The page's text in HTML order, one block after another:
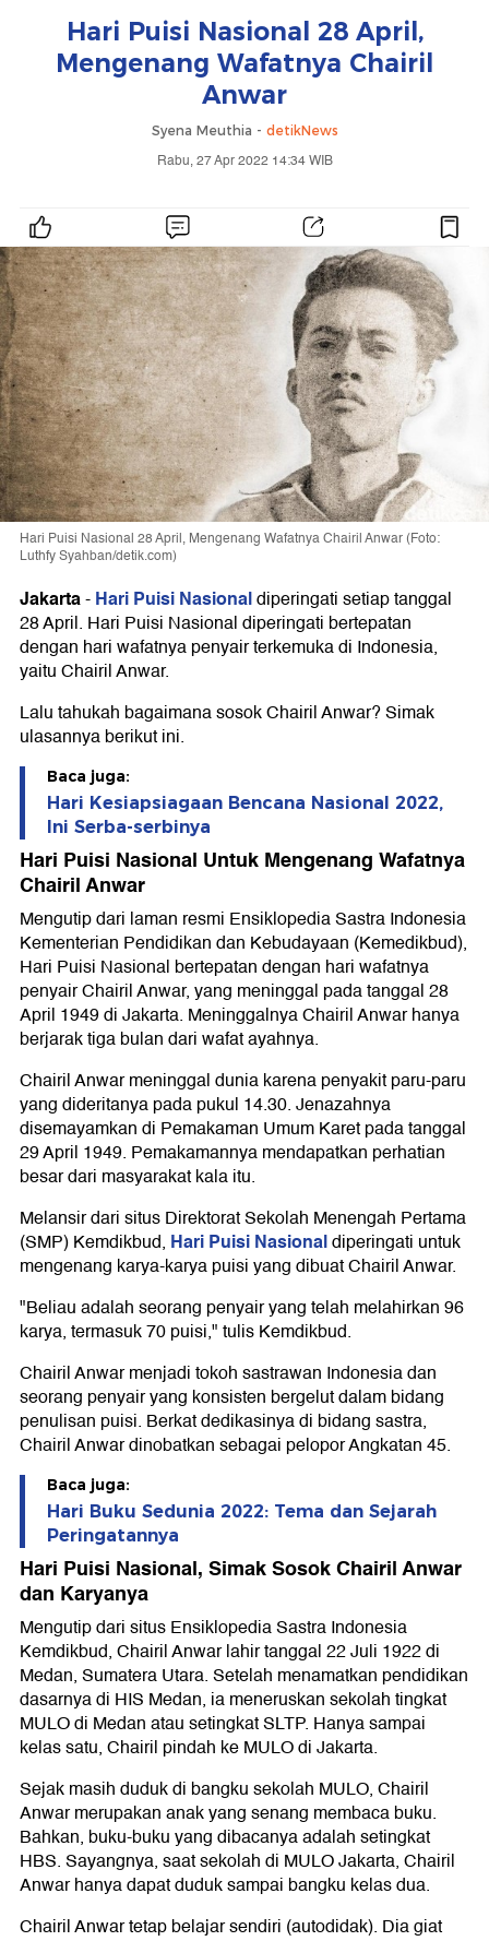
Hari Puisi Nasional 28 April,
Mengenang Wafatnya Chairil
Anwar
Syena Meuthia - detikNews
Rabu, 27 Apr 2022 14:34 WIB
Hari Puisi Nasional 28 April, Mengenang Wafatnya Chairil Anwar (Foto:
Luthfy Syahban/detik.com)
Jakarta-Hari Puisi Nasionaldiperingati setiap tanggal
28 April. Hari Puisi Nasional diperingati bertepatan
dengan hari wafatnya penyair terkemuka di Indonesia,
yaitu Chairil Anwar.
Lalu tahukah bagaimana sosok Chairil Anwar? Simak
ulasannya berikut ini.
Baca juga:
Hari Kesiapsiagaan Bencana Nasional 2022,
Ini Serba-serbinya
Hari Puisi Nasional Untuk Mengenang Wafatnya
Chairil Anwar
Mengutip dari laman resmi Ensiklopedia Sastra Indonesia
Kementerian Pendidikan dan Kebudayaan (Kemedikbud),
Hari Puisi Nasional bertepatan dengan hari wafatnya
penyair Chairil Anwar, yang meninggal pada tanggal 28
April 1949 di Jakarta. Meninggalnya Chairil Anwar hanya
berjarak tiga bulan dari wafat ayahnya.
Chairil Anwar meninggal dunia karena penyakit paru-paru
yang dideritanya pada pukul 14.30. Jenazahnya
disemayamkan di Pemakaman Umum Karet pada tanggal
29 April 1949. Pemakamannya mendapatkan perhatian
besar dari masyarakat kala itu.
Melansir dari situs Direktorat Sekolah Menengah Pertama
(SMP) Kemdikbud, Hari Puisi Nasionaldiperingati untuk
mengenang karya-karya puisi yang dibuat Chairil Anwar.
"Beliau adalah seorang penyair yang telah melahirkan 96
karya, termasuk 70 puisi," tulis Kemdikbud.
Chairil Anwar menjadi tokoh sastrawan Indonesia dan
seorang penyair yang konsisten bergelut dalam bidang
penulisan puisi. Berkat dedikasinya di bidang sastra,
Chairil Anwar dinobatkan sebagai pelopor Angkatan 45.
Baca juga:
Hari Buku Sedunia 2022: Tema dan Sejarah
Peringatannya
Hari Puisi Nasional, Simak Sosok Chairil Anwar
dan Karyanya
Mengutip dari situs Ensiklopedia Sastra Indonesia
Kemdikbud, Chairil Anwar lahir tanggal 22 Juli 1922 di
Medan, Sumatera Utara. Setelah menamatkan pendidikan
dasarnya di HIS Medan, ia meneruskan sekolah tingkat
MULO di Medan atau setingkat SLTP. Hanya sampai
kelas satu, Chairil pindah ke MULO di Jakarta.
Sejak masih duduk di bangku sekolah MULO, Chairil
Anwar merupakan anak yang senang membaca buku.
Bahkan, buku-buku yang dibacanya adalah setingkat
HBS. Sayangnya, saat sekolah di MULO Jakarta, Chairil
Anwar hanya dapat duduk sampai bangku kelas dua.
Chairil Anwar tetap belajar sendiri (autodidak). Dia giat